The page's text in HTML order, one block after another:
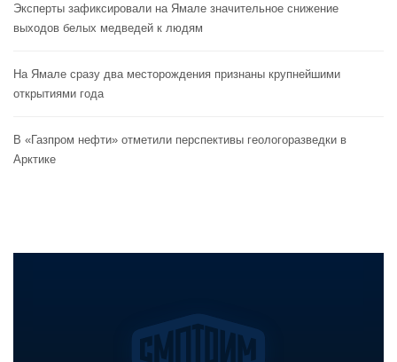
Эксперты зафиксировали на Ямале значительное снижение
выходов белых медведей к людям
На Ямале сразу два месторождения признаны крупнейшими
открытиями года
В «Газпром нефти» отметили перспективы геологоразведки в
Арктике